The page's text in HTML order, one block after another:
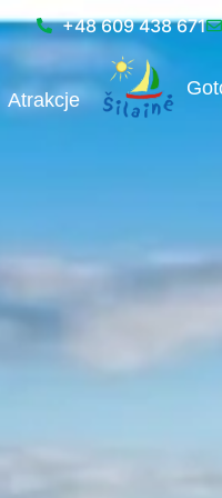
+48 609 438 671
Atrakcje